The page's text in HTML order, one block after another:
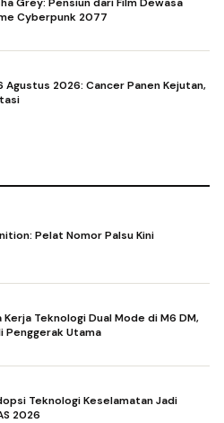
Cyberpunk 2077
Agustus 2026: Cancer Panen Kejutan,
Pelat Nomor Palsu Kini
Kerja Teknologi Dual Mode di M6 DM,
Penggerak Utama
Teknologi Keselamatan Jadi
2026